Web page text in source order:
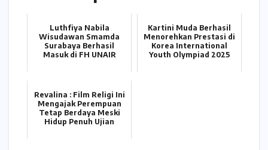
Luthfiya Nabila
Wisudawan Smamda
Surabaya Berhasil
Masuk di FH UNAIR
Kartini Muda Berhasil
Menorehkan Prestasi di
Korea International
Youth Olympiad 2025
Revalina : Film Religi Ini
Mengajak Perempuan
Tetap Berdaya Meski
Hidup Penuh Ujian